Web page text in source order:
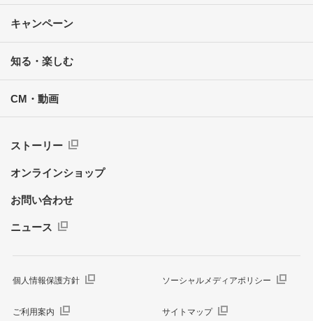
キャンペーン
知る・楽しむ
CM・動画
ストーリー
オンラインショップ
お問い合わせ
ニュース
個人情報保護方針 ソーシャルメディアポリシー
ご利用案内 サイトマップ